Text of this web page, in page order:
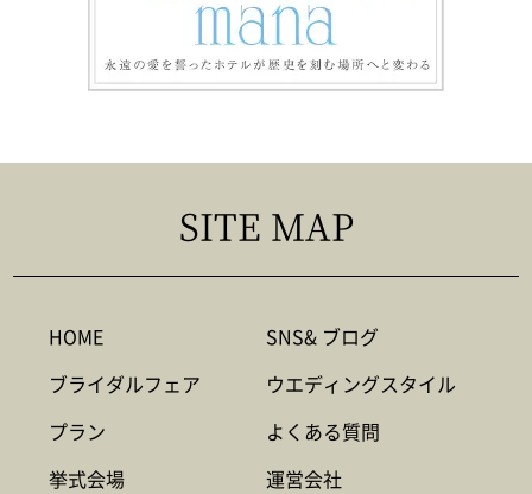
SITE MAP
HOME
ブライダルフェア
プラン
挙式会場
SNS& ブログ
ウエディングスタイル
よくある質問
運営会社